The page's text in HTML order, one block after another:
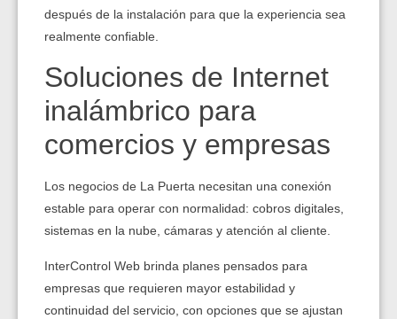
después de la instalación para que la experiencia sea
realmente confiable.
Soluciones de Internet
inalámbrico para
comercios y empresas
Los negocios de La Puerta necesitan una conexión
estable para operar con normalidad: cobros digitales,
sistemas en la nube, cámaras y atención al cliente.
InterControl Web brinda planes pensados para
empresas que requieren mayor estabilidad y
continuidad del servicio, con opciones que se ajustan